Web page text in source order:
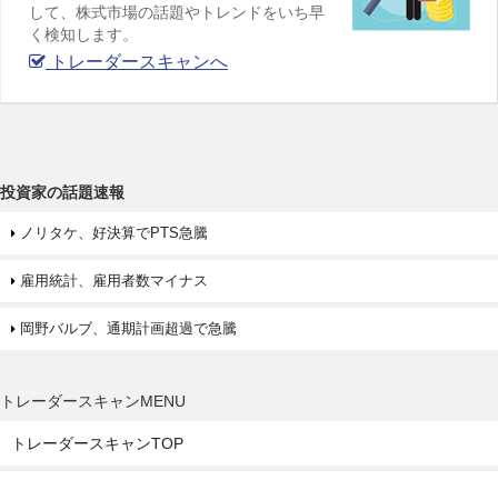
して、株式市場の話題やトレンドをいち早
く検知します。
トレーダースキャンへ
投資家の話題速報
ノリタケ、好決算でPTS急騰
雇用統計、雇用者数マイナス
岡野バルブ、通期計画超過で急騰
トレーダースキャンMENU
トレーダースキャンTOP